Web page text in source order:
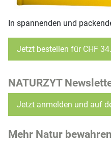
In spannenden und
Jetzt bestellen für CHF
NATURZYT
Jetzt anmelden und auf
Mehr Natur bewahren